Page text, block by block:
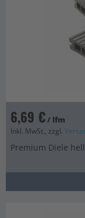
6,69 €/ lfm
Inkl. MwSt., zzgl.
Premium Diele